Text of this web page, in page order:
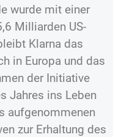
wurde mit einer
Milliarden US-
Klarna das
in Europa und das
der Initiative
Jahres ins Leben
aufgenommenen
zur Erhaltung des